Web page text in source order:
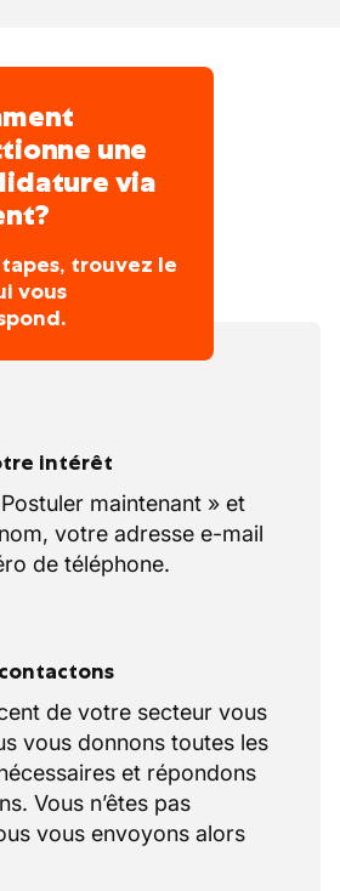
d’atelier, intégration sur
formation et l’accueil
des nouveaux
une
via
trouvez le
vous
intérêt
maintenant » et
votre adresse e-mail
de téléphone.
de votre secteur vous
vous donnons toutes les
et répondons
Vous n’êtes pas
vous envoyons alors